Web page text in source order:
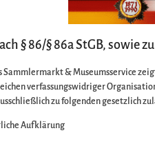
§ 86/§ 86a StGB, sowie
Sammlermarkt & Museumsservice
verfassungswidriger
zu folgenden gesetzlich
Aufklärung